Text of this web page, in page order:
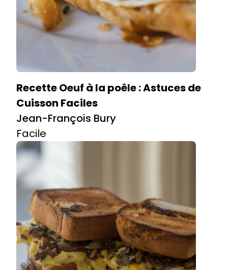
Recette Oeuf à la poêle : Astuces de
Cuisson Faciles
Jean-François Bury
Facile